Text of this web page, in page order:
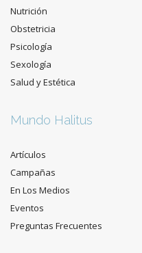
Nutrición
Obstetricia
Psicología
Sexología
Salud y Estética
Mundo Halitus
Artículos
Campañas
En Los Medios
Eventos
Preguntas Frecuentes